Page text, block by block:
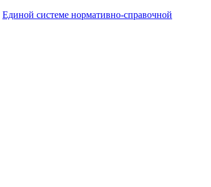
Единой системе нормативно-справочной